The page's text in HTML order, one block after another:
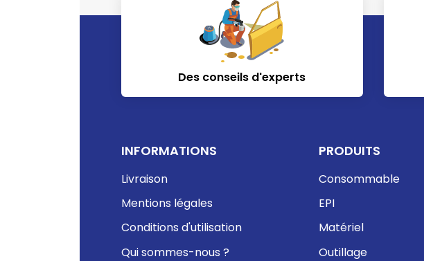
Des conseils d'experts
INFORMATIONS
Livraison
Mentions légales
Conditions d'utilisation
Qui sommes-nous ?
PRODUITS
Consommable
EPI
Matériel
Outillage